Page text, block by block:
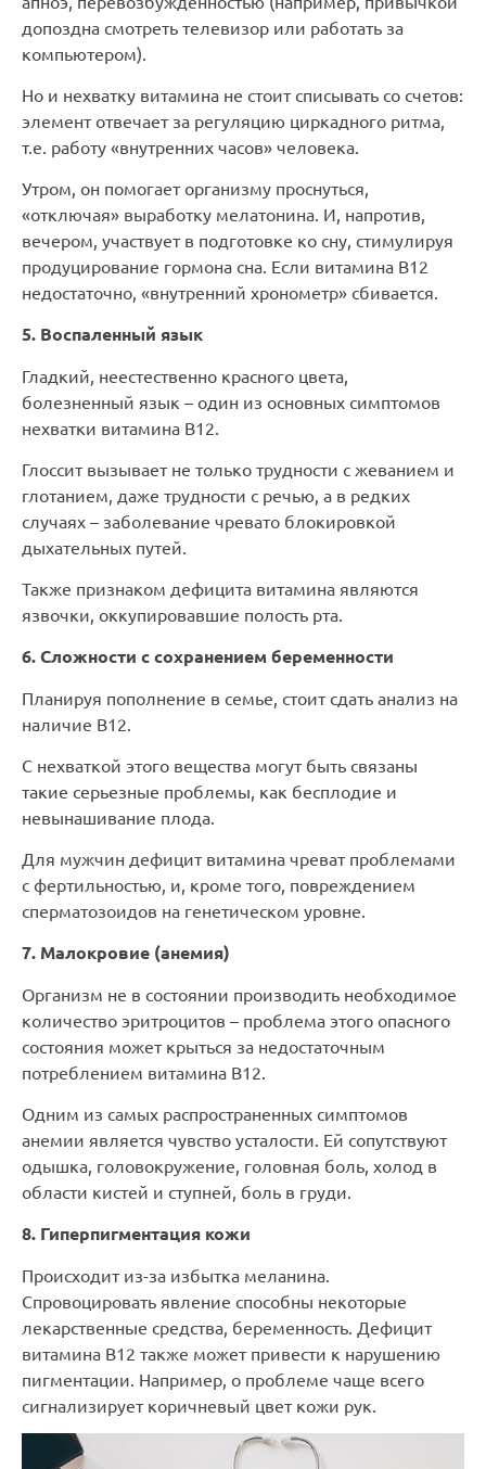
допоздна смотреть телевизор или работать за
компьютером).
Но и нехватку витамина не стоит списывать со счетов:
элемент отвечает за регуляцию циркадного ритма,
т.е. работу «внутренних часов» человека.
Утром, он помогает организму проснуться,
«отключая» выработку мелатонина. И, напротив,
вечером, участвует в подготовке ко сну, стимулируя
продуцирование гормона сна. Если витамина В12
недостаточно, «внутренний хронометр» сбивается.
5. Воспаленный язык
Гладкий, неестественно красного цвета,
болезненный язык – один из основных симптомов
нехватки витамина В12.
Глоссит вызывает не только трудности с жеванием и
глотанием, даже трудности с речью, а в редких
случаях – заболевание чревато блокировкой
дыхательных путей.
Также признаком дефицита витамина являются
язвочки, оккупировавшие полость рта.
6. Сложности с сохранением беременности
Планируя пополнение в семье, стоит сдать анализ на
наличие В12.
С нехваткой этого вещества могут быть связаны
такие серьезные проблемы, как бесплодие и
невынашивание плода.
Для мужчин дефицит витамина чреват проблемами
с фертильностью, и, кроме того, повреждением
сперматозоидов на генетическом уровне.
7. Малокровие (анемия)
Организм не в состоянии производить необходимое
количество эритроцитов – проблема этого опасного
состояния может крыться за недостаточным
потреблением витамина В12.
Одним из самых распространенных симптомов
анемии является чувство усталости. Ей сопутствуют
одышка, головокружение, головная боль, холод в
области кистей и ступней, боль в груди.
8. Гиперпигментация кожи
Происходит из-за избытка меланина.
Спровоцировать явление способны некоторые
лекарственные средства, беременность. Дефицит
витамина В12 также может привести к нарушению
пигментации. Например, о проблеме чаще всего
сигнализирует коричневый цвет кожи рук.